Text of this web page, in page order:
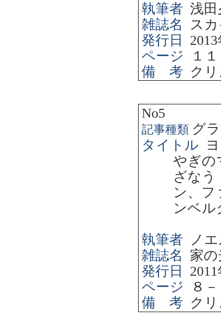
執筆者 浅田
雑誌名
ス
発行日
2013
ページ
１
備 考 ク
No5
記事種類 グ
タイトル
やぎの
ざな
ン、フ
ンベル
執筆者
ノ
雑誌名
家の
発行日
2011
ページ
８
備 考 ク